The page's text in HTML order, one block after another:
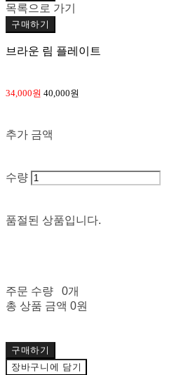
목록으로 가기
구매하기
브라운 림 플레이트
34,000원 40,000원
추가 금액
수량
품절된 상품입니다.
주문 수량
0개
총 상품 금액 0원
구매하기
장바구니에 담기